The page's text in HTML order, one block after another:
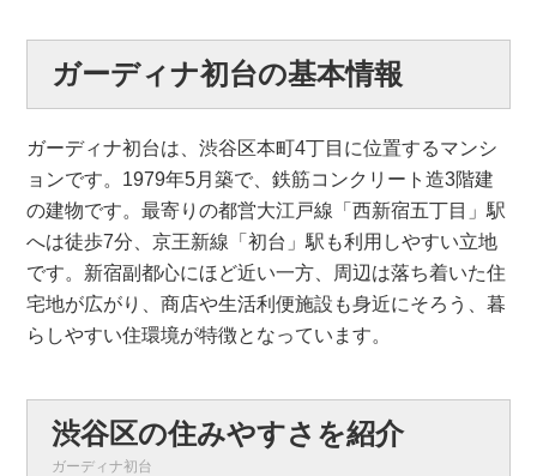
ガーディナ初台の基本情報
ガーディナ初台は、渋谷区本町4丁目に位置するマンシ
ョンです。1979年5月築で、鉄筋コンクリート造3階建
の建物です。最寄りの都営大江戸線「西新宿五丁目」駅
へは徒歩7分、京王新線「初台」駅も利用しやすい立地
です。新宿副都心にほど近い一方、周辺は落ち着いた住
宅地が広がり、商店や生活利便施設も身近にそろう、暮
らしやすい住環境が特徴となっています。
渋谷区の住みやすさを紹介
ガーディナ初台